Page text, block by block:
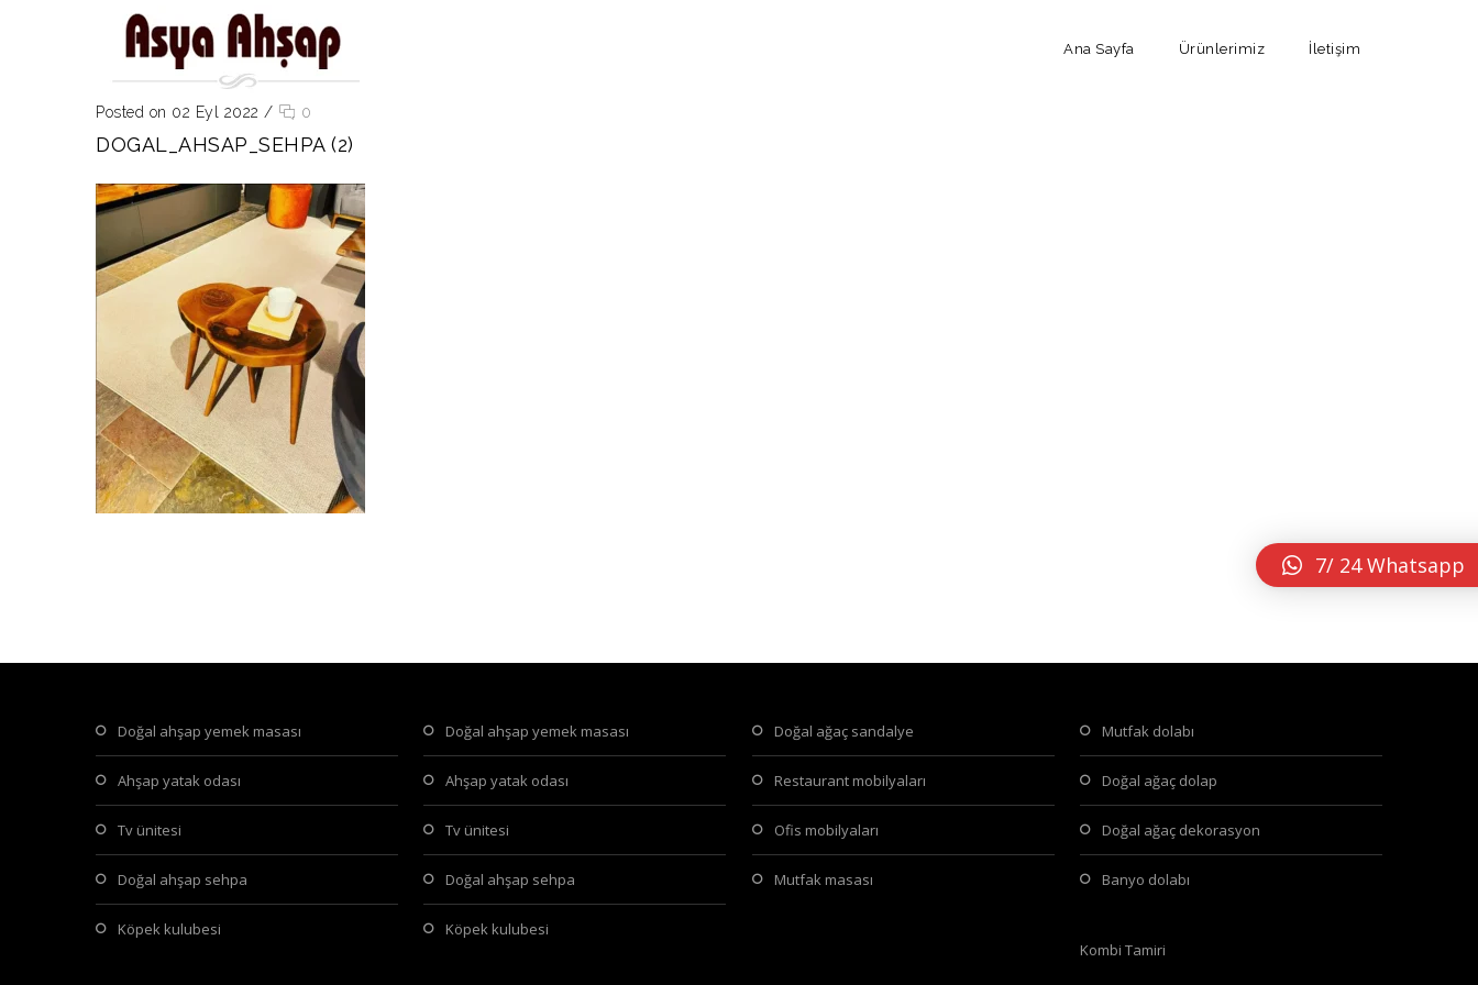
Ana Sayfa Ürünlerimiz İletişim
Posted on 02 Eyl 2022 / 0
DOGAL_AHSAP_SEHPA (2)
doğal ahşap yemek masası
ahşap yatak odası
tv ünitesi
doğal ahşap sehpa
köpek kulubesi
doğal ahşap yemek masası
ahşap yatak odası
tv ünitesi
doğal ahşap sehpa
köpek kulubesi
doğal ağaç sandalye
restaurant mobilyaları
ofis mobilyaları
mutfak masası
mutfak dolabı
doğal ağaç dolap
doğal ağaç dekorasyon
banyo dolabı
Kombi Tamiri
7/ 24 Whatsapp